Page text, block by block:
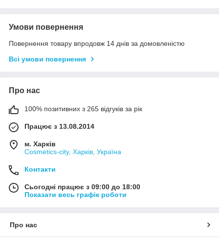
Умови повернення
Повернення товару впродовж 14 днів за домовленістю
Всі умови повернення
Про нас
100% позитивних з 265 відгуків за рік
Працює з 13.08.2014
м. Харків
Cosmetics-city, Харків, Україна
Контакти
Сьогодні працює з 09:00 до 18:00
Показати весь графік роботи
Про нас